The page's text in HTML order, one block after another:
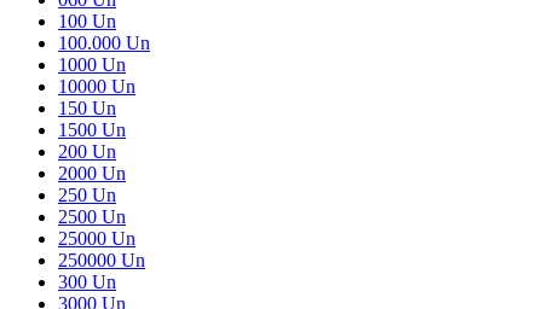
100 Un
100.000 Un
1000 Un
10000 Un
150 Un
1500 Un
200 Un
2000 Un
250 Un
2500 Un
25000 Un
250000 Un
300 Un
3000 Un